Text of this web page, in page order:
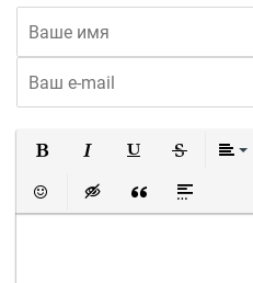
Вставить смайлик
Вставка скрытого
Вставка цитаты
Вставка